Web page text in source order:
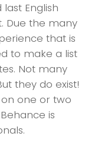
last English
Due the many
that is
to make a list
Not many
they do exist!
one or two
is